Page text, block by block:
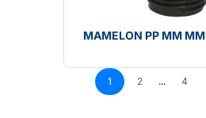
MAMELON PP MM MM
1 2 ... 4